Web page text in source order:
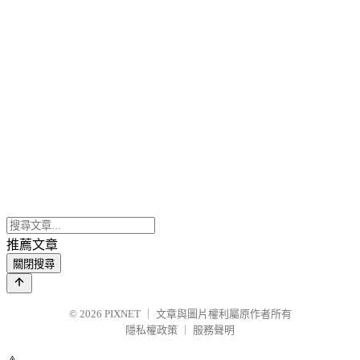
推薦文章
關閉搜尋
© 2026 PIXNET
文章與圖片權利屬原作者所有
隱私權政策
服務聲明